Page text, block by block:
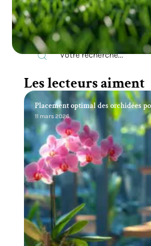
Recherche
Les lecteurs aiment
Placement optimal des orchidées
11 mars 2026